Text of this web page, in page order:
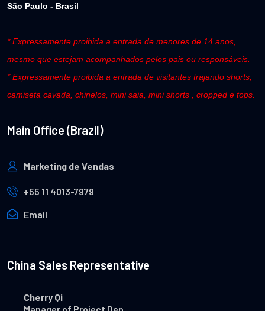
São Paulo - Brasil
* Expressamente proibida a entrada de menores de 14 anos,
mesmo que estejam acompanhados pelos pais ou responsáveis.
* Expressamente proibida a entrada de visitantes trajando shorts,
camiseta cavada, chinelos, mini saia, mini shorts , cropped e tops.
Main Office (Brazil)
Marketing de Vendas
+55 11 4013-7979
Email
China Sales Representative
Cherry Qi